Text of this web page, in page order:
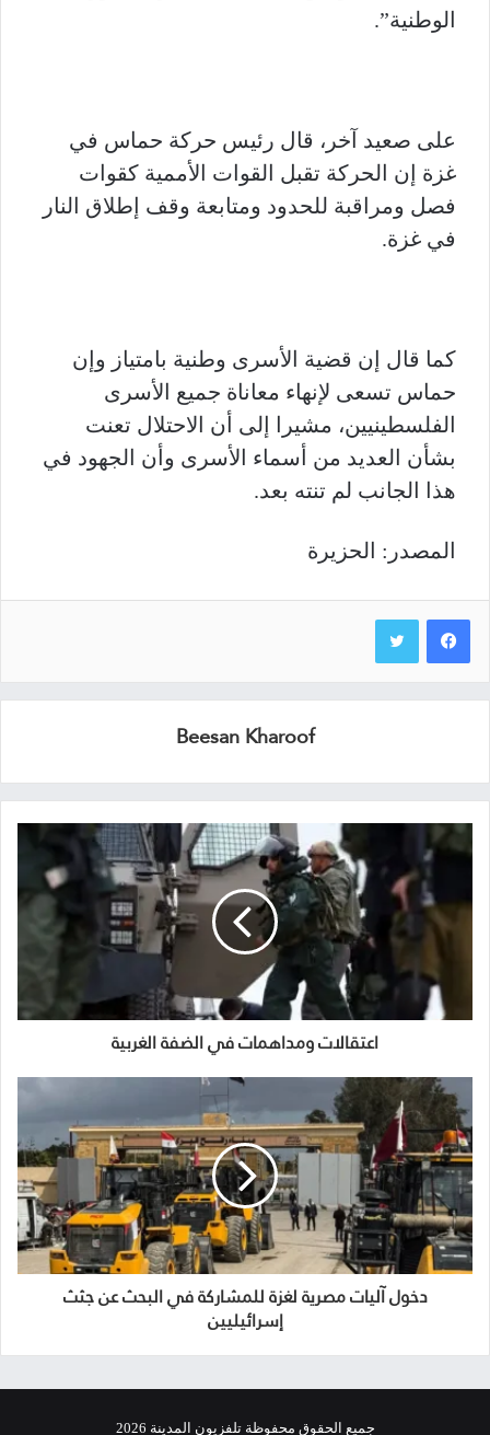
الوطنية”.
على صعيد آخر، قال رئيس حركة حماس في
غزة إن الحركة تقبل القوات الأممية كقوات
فصل ومراقبة للحدود ومتابعة وقف إطلاق النار
في غزة.
كما قال إن قضية الأسرى وطنية بامتياز وإن
حماس تسعى لإنهاء معاناة جميع الأسرى
الفلسطينيين، مشيرا إلى أن الاحتلال تعنت
بشأن العديد من أسماء الأسرى وأن الجهود في
هذا الجانب لم تنته بعد.
المصدر: الحزيرة
Beesan Kharoof
اعتقالات ومداهمات في الضفة الغربية
دخول آليات مصرية لغزة للمشاركة في البحث عن جثث
إسرائيليين
جميع الحقوق محفوظة تلفزيون المدينة 2026